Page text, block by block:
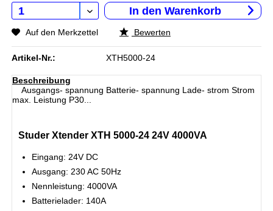
In den Warenkorb
Auf den Merkzettel Bewerten
Artikel-Nr.: XTH5000-24
Beschreibung
Ausgangs- spannung Batterie- spannung Lade- strom Strom
max. Leistung P30...
Studer Xtender XTH 5000-24 24V 4000VA
Eingang: 24V DC
Ausgang: 230 AC 50Hz
Nennleistung: 4000VA
Batterielader: 140A